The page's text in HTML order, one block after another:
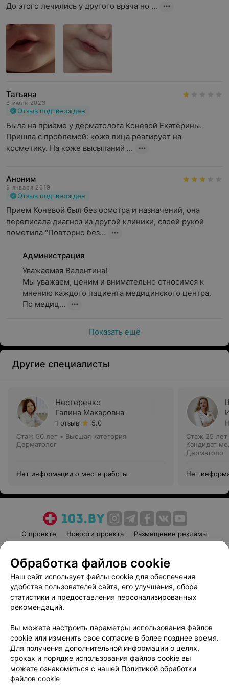
До этого лечились у другого врача но ...
Татьяна
6 июля 2023
Отзыв подтвержден
Была на приёме у дерматолога Коневой Екатерины.
Пришла с проблемой: кожа лица реагирует на
косметику. На коже высыпаний ...
Аноним
9 января 2019
Отзыв подтвержден
Прием Коневой был без осмотра и назначений, она
переписала диагноз из другой клиники, своей рукой
пометила "Повторно без...
Администрация
Уважаемая Валентина!
Мы уважаем, ценим и внимательно относимся к
мнению каждого пациента медицинского центра.
По медиц...
Показать ещё
Другие специалисты
Нестеренко
Галина Макаровна
1 отзыв
5.0
Стаж 50 лет • Высшая категория
Дерматолог
Нет информации о месте работы
Стаж 25 лет
Кандидат
Дерматолог
Нет
О проекте Новости проекта
Размещение рекламы
Пользовательское соглашение
Способы оплаты
Вакансии
Партнеры
Написать руководителю 103.by
Обработка персональных данных
Обработка файлов cookie
Наш сайт использует файлы cookie для обеспечения
удобства пользователей сайта, его улучшения, сбора
статистики и предоставления персонализированных
рекомендаций.
Вы можете настроить параметры использования файлов
cookie или изменить свое согласие в более позднее время.
Для получения дополнительной информации о целях,
сроках и порядке использования файлов cookie вы
можете ознакомиться с нашей Политикой обработки
файлов cookie